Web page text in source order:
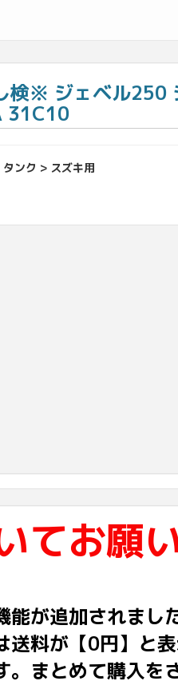
検※ ジェベル
31C10
ンク > スズキ用
てお願
が追加されまし
料が【0円】と
まとめて購入を